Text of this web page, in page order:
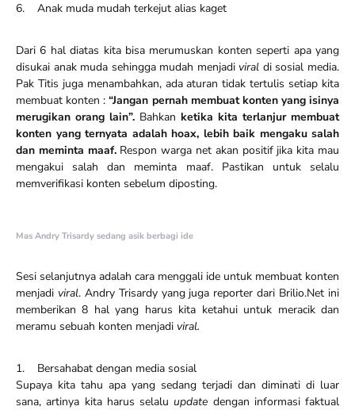
6. Anak muda mudah terkejut alias kaget
Dari 6 hal diatas kita bisa merumuskan konten seperti apa yang
disukai anak muda sehingga mudah menjadiviral di sosial media.
Pak Titis juga menambahkan, ada aturan tidak tertulis setiap kita
membuat konten : “Jangan pernah membuat konten yang isinya
merugikan orang lain”. Bahkan ketika kita terlanjur membuat
konten yang ternyata adalah hoax, lebih baik mengaku salah
dan meminta maaf.Respon warga net akan positif jika kita mau
mengakui salah dan meminta maaf. Pastikan untuk selalu
memverifikasi konten sebelum diposting.
Mas Andry Trisardy sedang asik berbagi ide
Sesi selanjutnya adalah cara menggali ide untuk membuat konten
menjadi viral. Andry Trisardy yang juga reporter dari Brilio.Net ini
memberikan 8 hal yang harus kita ketahui untuk meracik dan
meramu sebuah konten menjadi viral.
1. Bersahabat dengan media sosial
Supaya kita tahu apa yang sedang terjadi dan diminati di luar
sana, artinya kita harus selalu update dengan informasi faktual